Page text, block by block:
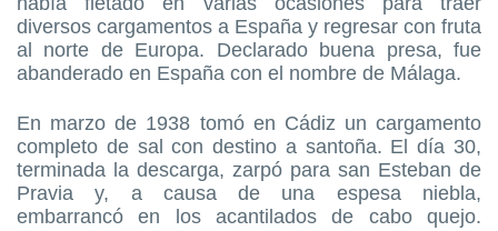
diversos cargamentos a España y regresar con fruta
al norte de Europa. Declarado buena presa, fue
abanderado en España con el nombre de Málaga.
En marzo de 1938 tomó en Cádiz un cargamento
completo de sal con destino a santoña. El día 30,
terminada la descarga, zarpó para san Esteban de
Pravia y, a causa de una espesa niebla,
embarrancó en los acantilados de cabo quejo.